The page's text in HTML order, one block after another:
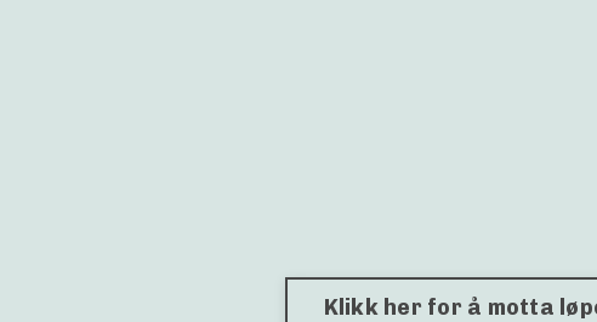
Klikk her for å motta